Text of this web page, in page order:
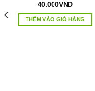
40.000VND
THÊM VÀO GIỎ HÀNG